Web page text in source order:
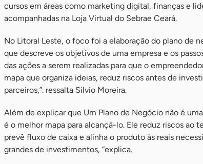
cursos em áreas como marketing digital, finanças e
acompanhadas na Loja Virtual do Sebrae Ceará.
No Litoral Leste, o foco foi a elaboração do plano de
que descreve os objetivos de uma empresa e os
das ações a serem realizadas para que o
mapa que organiza ideias, reduz riscos antes de
parceiros,”. ressalta Silvio Moreira.
Além de explicar que Um Plano de Negócio não é
é o melhor mapa para alcançá-lo. Ele reduz riscos ao
prevê fluxo de caixa e alinha o produto às reais
grandes de investimentos, “explica.